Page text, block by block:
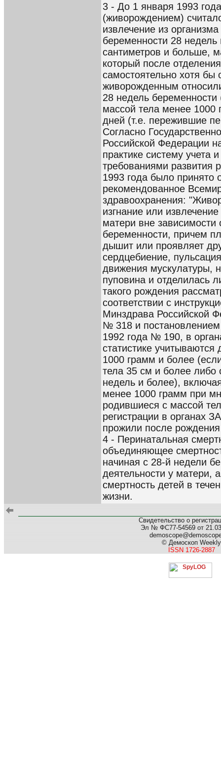
3 - До 1 января 1993
(живорождением)
извлечение из
беременности 28
сантиметров и больше,
который после
самостоятельно хотя бы
живорожденным
28 недель
массой тела менее
дней (т.е. пережившие
Согласно
Российской Федерации
практике систему учета
требованиями развития
1993 года было принято
рекомендованное
здравоохранения:
изгнание или
матери вне зависимости
беременности, причем
дышит или проявляет
сердцебиение,
движения мускулатуры,
пуповина и отделилась
такого рождения
соответствии с
Минздрава Российской
№ 318 и постановлением
1992 года № 190, в
статистике
1000 грамм и более
тела 35 см и более либо
недель и более),
менее 1000 грамм при
родившиеся с массой
регистрации в органах
прожили после
4 - Перинатальная
объединяющее
начиная с 28-й недели
деятельности у матери,
смертность детей в
жизни.
Свидетельство о
Эл № ФС77-54569 от
© Демоскоп Weekly
ISSN 1726-2887